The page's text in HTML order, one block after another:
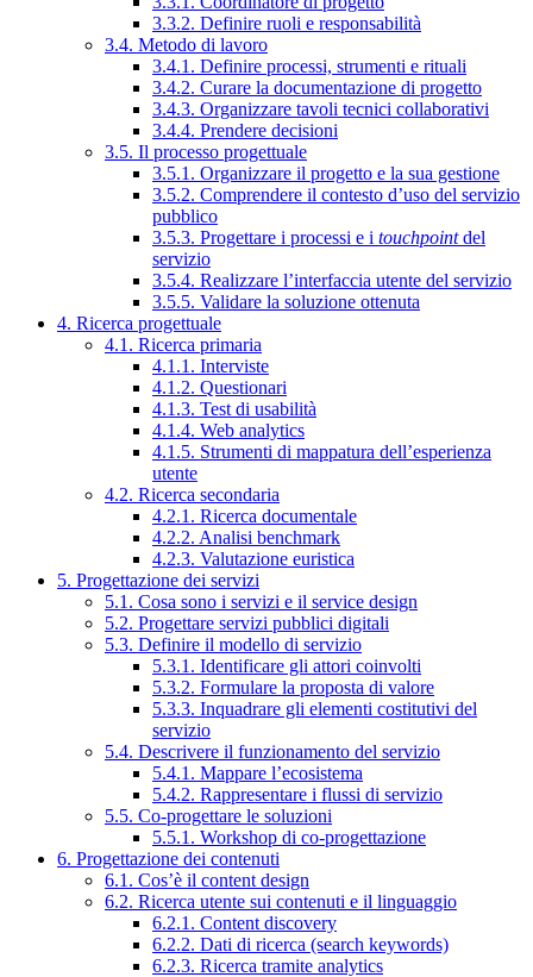
3.3.2. Definire ruoli e responsabilità
3.4. Metodo di lavoro
3.4.1. Definire processi, strumenti e rituali
3.4.2. Curare la documentazione di progetto
3.4.3. Organizzare tavoli tecnici collaborativi
3.4.4. Prendere decisioni
3.5. Il processo progettuale
3.5.1. Organizzare il progetto e la sua gestione
3.5.2. Comprendere il contesto d’uso del servizio
pubblico
3.5.3. Progettare i processi e i touchpointdel
servizio
3.5.4. Realizzare l’interfaccia utente del servizio
3.5.5. Validare la soluzione ottenuta
4. Ricerca progettuale
4.1. Ricerca primaria
4.1.1. Interviste
4.1.2. Questionari
4.1.3. Test di usabilità
4.1.4. Web analytics
4.1.5. Strumenti di mappatura dell’esperienza
utente
4.2. Ricerca secondaria
4.2.1. Ricerca documentale
4.2.2. Analisi benchmark
4.2.3. Valutazione euristica
5. Progettazione dei servizi
5.1. Cosa sono i servizi e il service design
5.2. Progettare servizi pubblici digitali
5.3. Definire il modello di servizio
5.3.1. Identificare gli attori coinvolti
5.3.2. Formulare la proposta di valore
5.3.3. Inquadrare gli elementi costitutivi del
servizio
5.4. Descrivere il funzionamento del servizio
5.4.1. Mappare l’ecosistema
5.4.2. Rappresentare i flussi di servizio
5.5. Co-progettare le soluzioni
5.5.1. Workshop di co-progettazione
6. Progettazione dei contenuti
6.1. Cos’è il content design
6.2. Ricerca utente sui contenuti e il linguaggio
6.2.1. Content discovery
6.2.2. Dati di ricerca (search keywords)
6.2.3. Ricerca tramite analytics